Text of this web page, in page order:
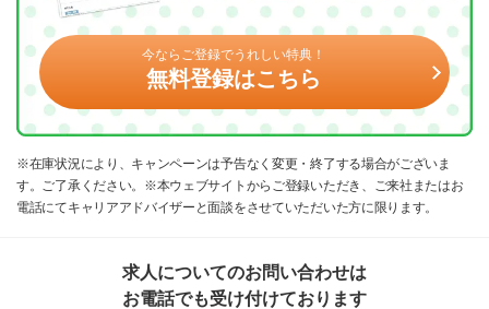
今ならご登録でうれしい特典！
無料登録はこちら
※在庫状況により、キャンペーンは予告なく変更・終了する場合がございま
す。ご了承ください。※本ウェブサイトからご登録いただき、ご来社またはお
電話にてキャリアアドバイザーと面談をさせていただいた方に限ります。
求人についてのお問い合わせは
お電話でも受け付けております